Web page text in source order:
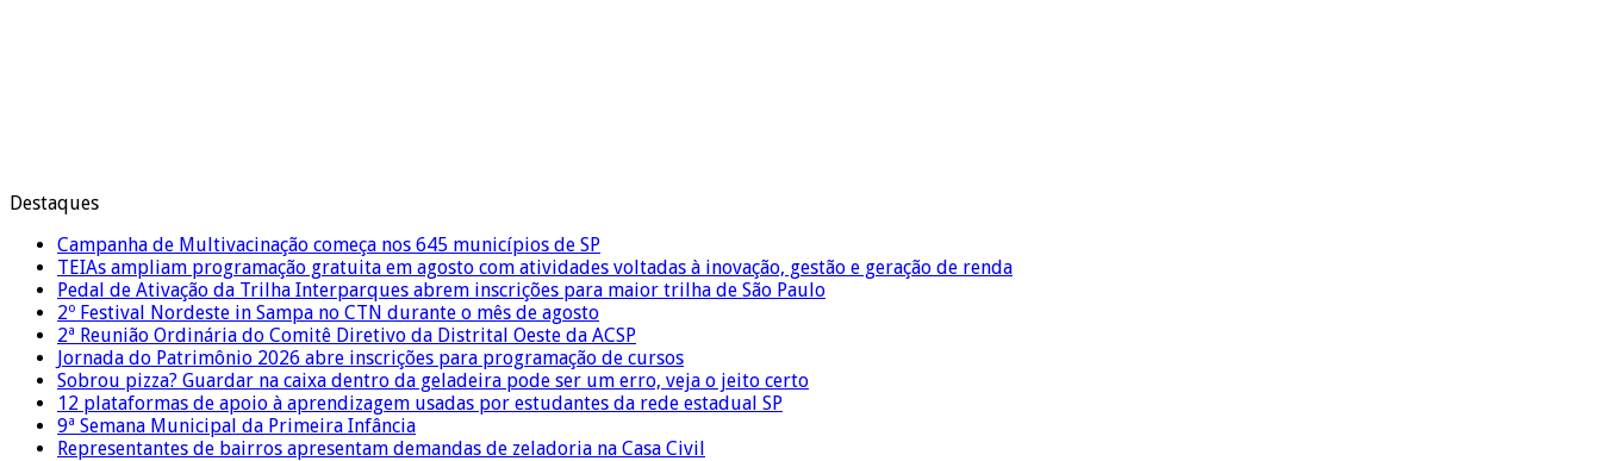
Destaques
Campanha de Multivacinação começa nos 645 municípios de SP
TEIAs ampliam programação gratuita em agosto com atividades voltadas à inovação, gestão e geração de renda
Pedal de Ativação da Trilha Interparques abrem inscrições para maior trilha de São Paulo
2º Festival Nordeste in Sampa no CTN durante o mês de agosto
2ª Reunião Ordinária do Comitê Diretivo da Distrital Oeste da ACSP
Jornada do Patrimônio 2026 abre inscrições para programação de cursos
Sobrou pizza? Guardar na caixa dentro da geladeira pode ser um erro, veja o jeito certo
12 plataformas de apoio à aprendizagem usadas por estudantes da rede estadual SP
9ª Semana Municipal da Primeira Infância
Representantes de bairros apresentam demandas de zeladoria na Casa Civil